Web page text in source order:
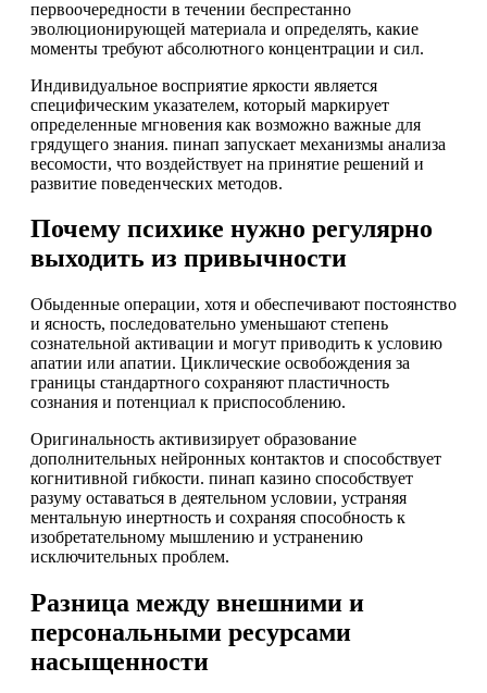
первоочередности в течении беспрестанно
эволюционирующей материала и определять, какие
моменты требуют абсолютного концентрации и сил.
Индивидуальное восприятие яркости является
специфическим указателем, который маркирует
определенные мгновения как возможно важные для
грядущего знания. пинап запускает механизмы анализа
весомости, что воздействует на принятие решений и
развитие поведенческих методов.
Почему психике нужно регулярно
выходить из привычности
Обыденные операции, хотя и обеспечивают постоянство
и ясность, последовательно уменьшают степень
сознательной активации и могут приводить к условию
апатии или апатии. Циклические освобождения за
границы стандартного сохраняют пластичность
сознания и потенциал к приспособлению.
Оригинальность активизирует образование
дополнительных нейронных контактов и способствует
когнитивной гибкости. пинап казино способствует
разуму оставаться в деятельном условии, устраняя
ментальную инертность и сохраняя способность к
изобретательному мышлению и устранению
исключительных проблем.
Разница между внешними и
персональными ресурсами
насыщенности